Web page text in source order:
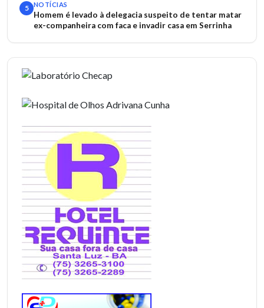
5 NOTÍCIAS
Homem é levado à delegacia suspeito de tentar matar
ex-companheira com faca e invadir casa em Serrinha